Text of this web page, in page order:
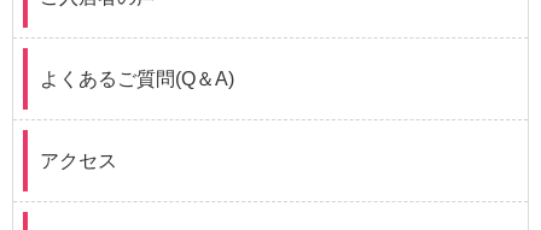
よくあるご質問(Q＆A)
アクセス